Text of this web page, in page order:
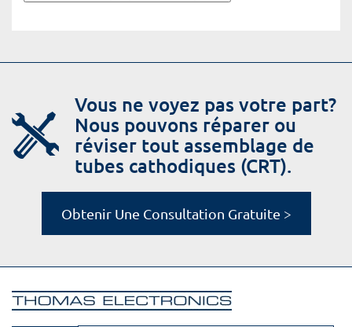
Vous ne voyez pas votre part?
Nous pouvons réparer ou
réviser tout assemblage de
tubes cathodiques (CRT).
Obtenir Une Consultation Gratuite >